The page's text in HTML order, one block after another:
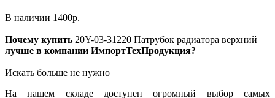
В наличии 1400р.
Почему купить 20Y-03-31220 Патрубок радиатора верхний
лучше в компании ИмпортТехПродукция?
Искать больше не нужно
На нашем складе доступен огромный выбор самых